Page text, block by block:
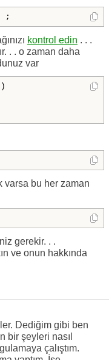
;
kontrol edin . . .
. . o zaman daha
var
varsa bu her zaman
gerekir. . .
ve onun hakkında
Dediğim gibi ben
bir şeyleri nasıl
çalıştım.